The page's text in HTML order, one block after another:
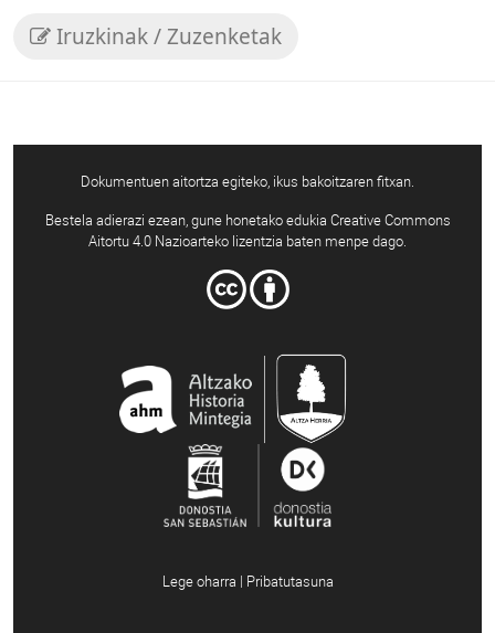
Iruzkinak / Zuzenketak
Dokumentuen aitortza egiteko, ikus bakoitzaren fitxan.
Bestela adierazi ezean, gune honetako edukia Creative Commons
Aitortu 4.0 Nazioarteko lizentzia baten menpe dago.
Lege oharra | Pribatutasuna